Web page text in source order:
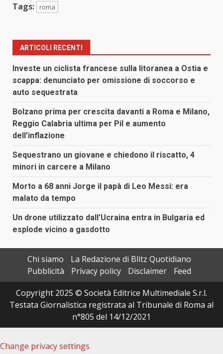
Tags: roma
ARTICOLI RECENTI
Investe un ciclista francese sulla litoranea a Ostia e
scappa: denunciato per omissione di soccorso e
auto sequestrata
Bolzano prima per crescita davanti a Roma e Milano,
Reggio Calabria ultima per Pil e aumento
dell’inflazione
Sequestrano un giovane e chiedono il riscatto, 4
minori in carcere a Milano
Morto a 68 anni Jorge il papà di Leo Messi: era
malato da tempo
Un drone utilizzato dall’Ucraina entra in Bulgaria ed
esplode vicino a gasdotto
Chi siamo
La Redazione di Blitz Quotidiano
Pubblicità
Privacy policy Disclaimer
Feed
Copyright 2025 © Società Editrice Multimediale S.r.l.
Testata Giornalistica registrata al Tribunale di Roma al
n°805 del 14/12/2021
Change privacy settings